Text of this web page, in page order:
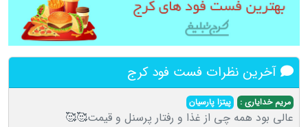
آخرین نظرات فست فود کرج
مریم خدایاری : پیتزا پارسیان
عالی بود همه چی از غذا و رفتار پرسنل و قیمت🥰🥰